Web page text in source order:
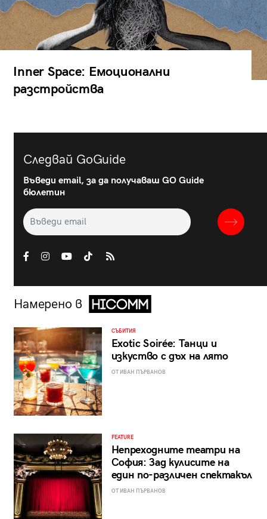
Inner Space: Емоционални
разстройства
Следвай GoGuide
Въведи email, за да получаваш GO Guide
бюлетин
Намерено в
СЪБИТИЯ
Exotic Soirée: Танци и
изкуство с дъх на лято
ОТ ИВАН ПЪРВАНОВ
FEATURE
Непреходните театри на
София: Зад кулисите на
един по-различен спектакъл
ОТ ИВАН ПЪРВАНОВ